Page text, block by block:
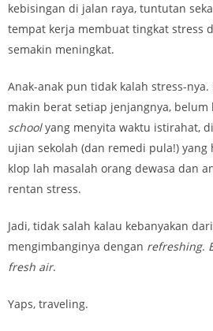
kebisingan di jalan raya, tuntutan
tempat kerja membuat tingkat stress
semakin meningkat.
Anak-anak pun tidak kalah stress-
makin berat setiap jenjangnya, belum
schoolyang menyita waktu istirahat,
ujian sekolah (dan remedi pula!)
klop lah masalah orang dewasa dan
rentan stress.
Jadi, tidak salah kalau kebanyakan
mengimbanginya dengan refreshing.
fresh air.
Yaps, traveling.